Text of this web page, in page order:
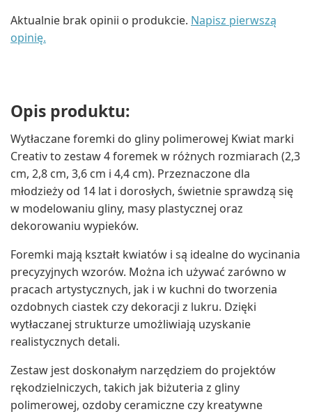
Aktualnie brak opinii o produkcie. Napisz pierwszą
opinię.
Opis produktu:
Wytłaczane foremki do gliny polimerowej Kwiat marki
Creativ to zestaw 4 foremek w różnych rozmiarach (2,3
cm, 2,8 cm, 3,6 cm i 4,4 cm). Przeznaczone dla
młodzieży od 14 lat i dorosłych, świetnie sprawdzą się
w modelowaniu gliny, masy plastycznej oraz
dekorowaniu wypieków.
Foremki mają kształt kwiatów i są idealne do wycinania
precyzyjnych wzorów. Można ich używać zarówno w
pracach artystycznych, jak i w kuchni do tworzenia
ozdobnych ciastek czy dekoracji z lukru. Dzięki
wytłaczanej strukturze umożliwiają uzyskanie
realistycznych detali.
Zestaw jest doskonałym narzędziem do projektów
rękodzielniczych, takich jak biżuteria z gliny
polimerowej, ozdoby ceramiczne czy kreatywne